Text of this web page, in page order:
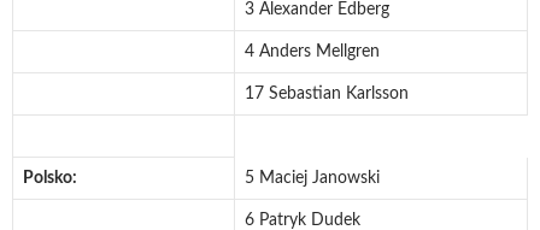
3 Alexander Edberg
4 Anders Mellgren
17 Sebastian Karlsson
Polsko: 5 Maciej Janowski
6 Patryk Dudek